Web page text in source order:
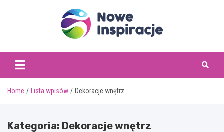
Home Lista wpisów Dekoracje wnętrz
Kategoria: Dekoracje wnętrz